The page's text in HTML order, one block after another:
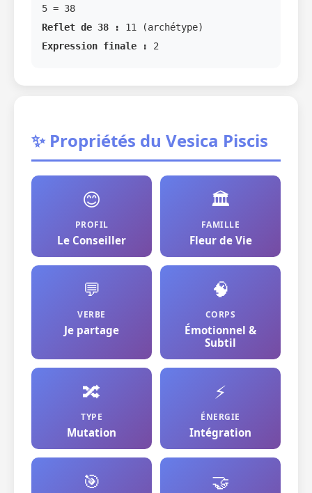
5 = 38
Reflet de 38 :
11 (archétype)
Expression finale :
2
✨ Propriétés du Vesica Piscis
😊
PROFIL
Le Conseiller
🏛️
FAMILLE
Fleur de Vie
💬
VERBE
Je partage
🧠
CORPS
Émotionnel &
Subtil
🔀
TYPE
Mutation
⚡
ÉNERGIE
Intégration
🎯 🤝